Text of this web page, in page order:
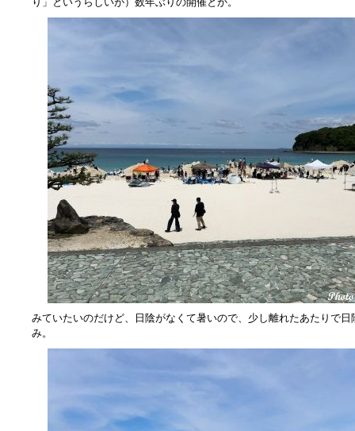
みていたいのだけど、日陰がなくて暑いので、少し離れたあたりで
み。